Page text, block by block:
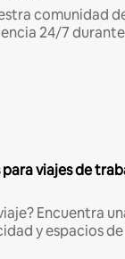
comunidad
24/7
para viajes de
Encuentra
y espacios